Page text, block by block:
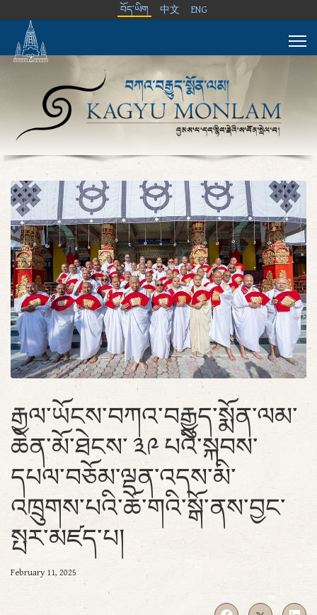
བོད་ཡིག 中文 ENG
རྒྱལ་ཡོངས་བཀའ་བརྒྱུད་སྨོན་ལམ་
ཆེན་མོ་ཐེངས་ ༣༩ པའི་སྐབས་
དཔལ་བཅོམ་ལྡན་འདས་མི་
འཁྲུགས་པའི་ཆོ་གའི་སྒོ་ནས་བྱང་
སྤར་མཛད་པ།
February 11, 2025